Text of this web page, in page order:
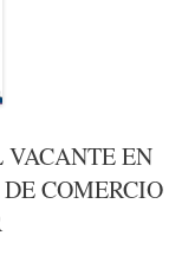
VACANTE EN
COMERCIO